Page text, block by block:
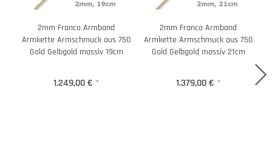
2mm Franco Armband
Armkette Armschmuck aus 750
Gold Gelbgold massiv 19cm
1.249,00 € *
2mm Franco Armband
Armkette Armschmuck aus 750
Gold Gelbgold massiv 21cm
1.379,00 € *